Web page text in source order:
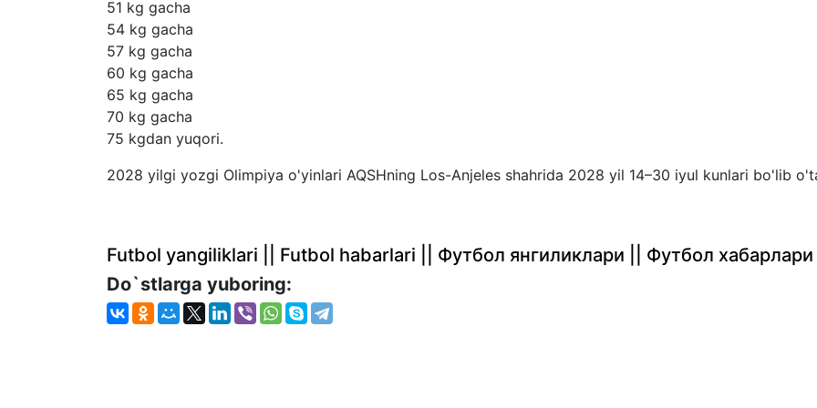
51 kg gacha
54 kg gacha
57 kg gacha
60 kg gacha
65 kg gacha
70 kg gacha
75 kgdan yuqori.
2028 yilgi yozgi Olimpiya o'yinlari AQSHning Los-Anjeles shahrida 2028 yil 14–30 iyul kunlari bo'lib
Futbol yangiliklari || Futbol habarlari || Футбол янгиликлари || Футбол хабарлари
Do`stlarga yuboring: